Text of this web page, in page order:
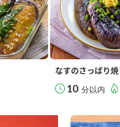
なすのさっぱり
10 分以内